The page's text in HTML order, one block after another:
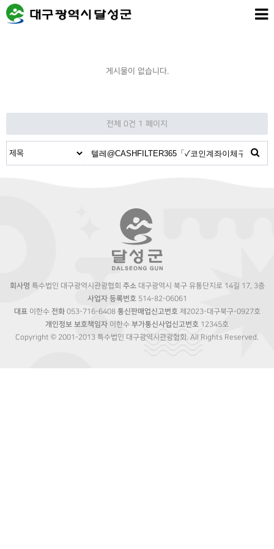
게시물이 없습니다.
전체 0건 1 페이지
회사명 특수법인 대구광역시관광협회 주소대구광역시 북구 유통단지로 14길 17, 3층
사업자 등록번호514-82-06061
대표이한수 전화053-716-6408 통신판매업신고번호제2023-대구북구-0927호
개인정보 보호책임자 이한수 부가통신사업신고번호 12345호
Copyright © 2001-2013 특수법인 대구광역시관광협회. All Rights Reserved.